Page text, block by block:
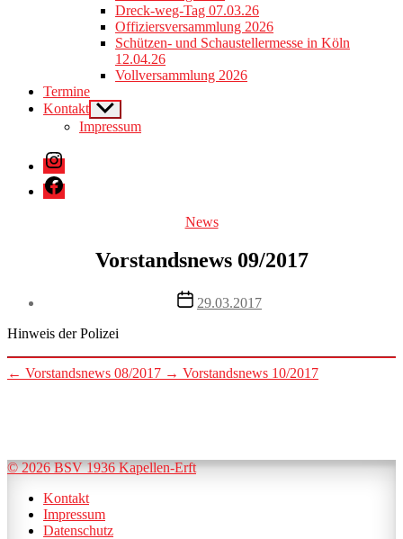
Dreck-weg-Tag 07.03.26
Offiziersversammlung 2026
Schützen- und Schaustellermesse in Köln
12.04.26
Vollversammlung 2026
Termine
Kontakt Show
sub
menu
Impressum
Instagram
Facebook
Categories
News
Vorstandsnews 09/2017
Post
date
29.03.2017
Hinweis der Polizei
← Vorstandsnews 08/2017 → Vorstandsnews 10/2017
© 2026 BSV 1936 Kapellen-Erft
Kontakt
Impressum
Datenschutz